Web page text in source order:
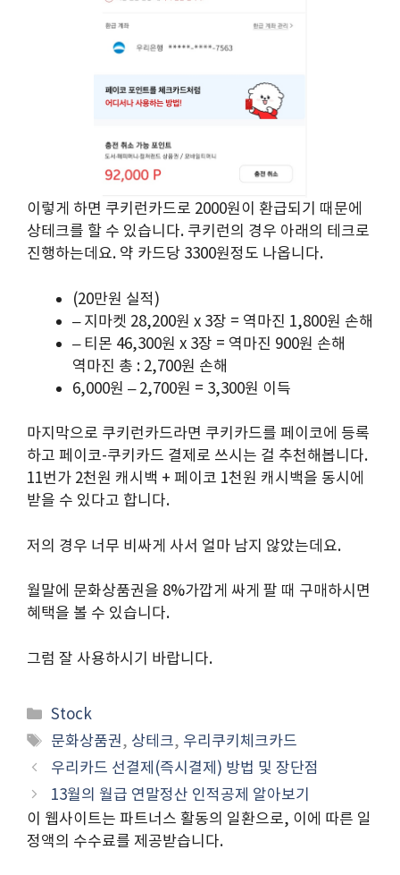
이렇게 하면 쿠키런카드로 2000원이 환급되기 때문에
상테크를 할 수 있습니다. 쿠키런의 경우 아래의 테크로
진행하는데요. 약 카드당 3300원정도 나옵니다.
(20만원 실적)
– 지마켓 28,200원 x 3장 = 역마진 1,800원 손해
– 티몬 46,300원 x 3장 = 역마진 900원 손해
역마진 총 : 2,700원 손해
6,000원 – 2,700원 = 3,300원 이득
마지막으로 쿠키런카드라면 쿠키카드를 페이코에 등록
하고 페이코-쿠키카드 결제로 쓰시는 걸 추천해봅니다.
11번가 2천원 캐시백 + 페이코 1천원 캐시백을 동시에
받을 수 있다고 합니다.
저의 경우 너무 비싸게 사서 얼마 남지 않았는데요.
월말에 문화상품권을 8%가깝게 싸게 팔 때 구매하시면
혜택을 볼 수 있습니다.
그럼 잘 사용하시기 바랍니다.
Categories
Stock
Tags
문화상품권, 상테크, 우리쿠키체크카드
우리카드 선결제(즉시결제) 방법 및 장단점
13월의 월급 연말정산 인적공제 알아보기
이 웹사이트는 파트너스 활동의 일환으로, 이에 따른 일
정액의 수수료를 제공받습니다.